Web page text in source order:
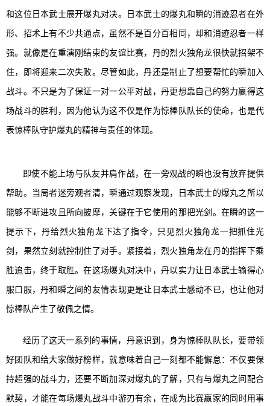
和这位日本武士展开爆丸对决。日本武士的爆丸和瞬的消迹忍者在外
形、招术上有不少共通点，虽然不是百分百相同，却和消迹忍者一样
强。就像是在重演刚结束的友谊比赛，丹的烈火独角龙很快就招架不
住，即将迎来二次失败。尽管如此，丹还是制止了想要帮忙的瞬加入
战斗。不只是为了保证一对一公平对战，丹更想靠自己的努力赢得这
场战斗的胜利，因为他认为这不仅是作为惊棒队队长的使命，也是代
表惊棒队守护爆丸的精神与责任的体现。
即使不能上场与队友并肩作战，在一旁观战的瞬也没有放弃提供
帮助。当局者迷旁观者清，瞬通过观察发现，日本武士的爆丸之所以
能够不断进攻且所向披靡，关键在于它使用的那把光剑。在瞬的这一
提示下，丹给烈火独角龙下达了指令，只见烈火独角龙一把抓住光
剑，果然立刻就控制住了对手。紧接着，烈火独角龙在丹的指挥下乘
胜追击，终于取胜。在这场爆丸对决中，丹以实力让日本武士输得心
服口服，丹和瞬之间的友情表现更是让日本武士感动不已，也让他对
惊棒队产生了敬佩之情。
经历了这天一系列的事情，丹意识到， 身为惊棒队 队长，要带领
好团队和给大家做好榜样，就意味着自己一刻都不能懈怠：不仅要保
持超强的战斗力，还要不断加深对爆丸的了解，只有与爆丸之间配合
默契，才能在每场爆丸战斗中游刃有余， 在成为 比赛赢家的同时用事